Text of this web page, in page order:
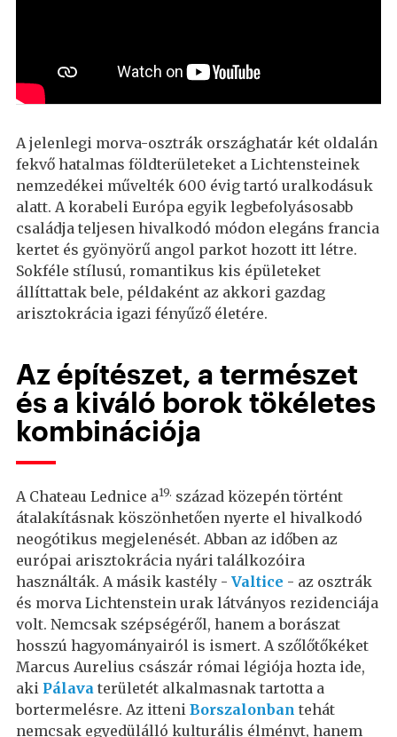
A jelenlegi morva-osztrák országhatár két oldalán
fekvő hatalmas földterületeket a Lichtensteinek
nemzedékei művelték 600 évig tartó uralkodásuk
alatt. A korabeli Európa egyik legbefolyásosabb
családja teljesen hivalkodó módon elegáns francia
kertet és gyönyörű angol parkot hozott itt létre.
Sokféle stílusú, romantikus kis épületeket
állíttattak bele, példaként az akkori gazdag
arisztokrácia igazi fényűző életére.
Az építészet, a természet
és a kiváló borok tökéletes
kombinációja
A Chateau Lednice a19. század közepén történt
átalakításnak köszönhetően nyerte el hivalkodó
neogótikus megjelenését. Abban az időben az
európai arisztokrácia nyári találkozóira
használták. A másik kastély - Valtice - az osztrák
és morva Lichtenstein urak látványos rezidenciája
volt. Nemcsak szépségéről, hanem a borászat
hosszú hagyományairól is ismert. A szőlőtőkéket
Marcus Aurelius császár római légiója hozta ide,
aki Pálava területét alkalmasnak tartotta a
bortermelésre. Az itteni Borszalonban tehát
nemcsak egyedülálló kulturális élményt, hanem